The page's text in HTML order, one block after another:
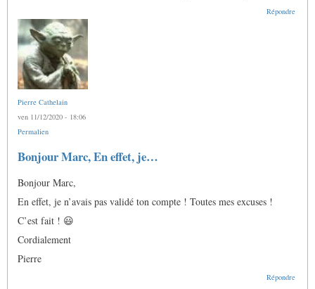
Répondre
Pierre Cathelain
ven 11/12/2020 - 18:06
Permalien
En
réponse
Ô
j'aimerais
me…
par
Anonyme
(non
Bonjour Marc, En effet, je…
Bonjour Marc,
En effet, je n’avais pas validé ton compte ! Toutes mes excuses !
C’est fait ! 😃
Cordialement
Pierre
Répondre